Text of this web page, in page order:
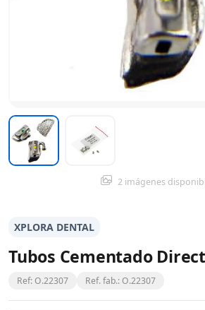
2 imágenes
XPLORA DENTAL
Tubos Cementado
Ref: O.22307 Ref. fab.: O.22307